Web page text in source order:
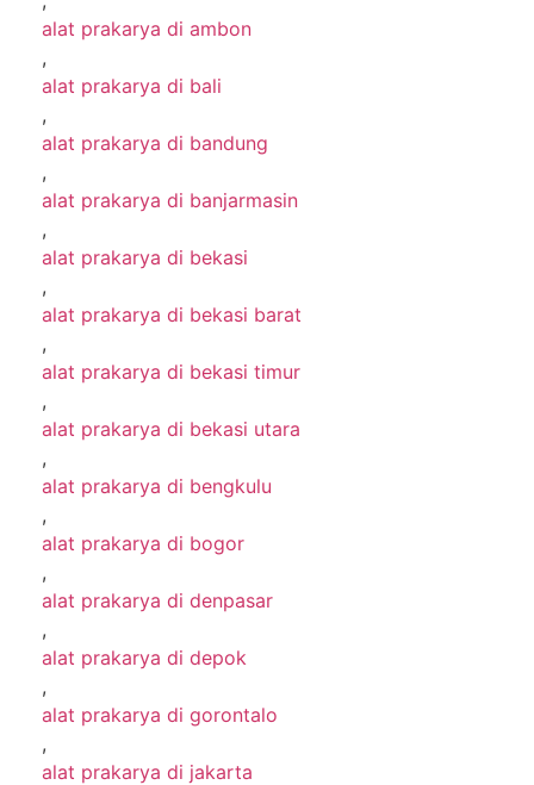
alat prakarya di ambon
,
alat prakarya di bali
,
alat prakarya di bandung
,
alat prakarya di banjarmasin
,
alat prakarya di bekasi
,
alat prakarya di bekasi barat
,
alat prakarya di bekasi timur
,
alat prakarya di bekasi utara
,
alat prakarya di bengkulu
,
alat prakarya di bogor
,
alat prakarya di denpasar
,
alat prakarya di depok
,
alat prakarya di gorontalo
,
alat prakarya di jakarta